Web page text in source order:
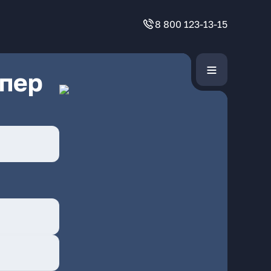
8 800 123-13-15